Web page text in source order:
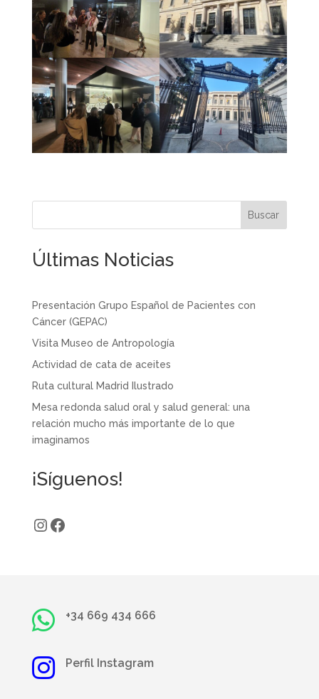
Últimas Noticias
Presentación Grupo Español de Pacientes con
Cáncer (GEPAC)
Visita Museo de Antropología
Actividad de cata de aceites
Ruta cultural Madrid Ilustrado
Mesa redonda salud oral y salud general: una
relación mucho más importante de lo que
imaginamos
¡Síguenos!
Instagram
Facebook
 +34 669 434 666
 Perfil Instagram